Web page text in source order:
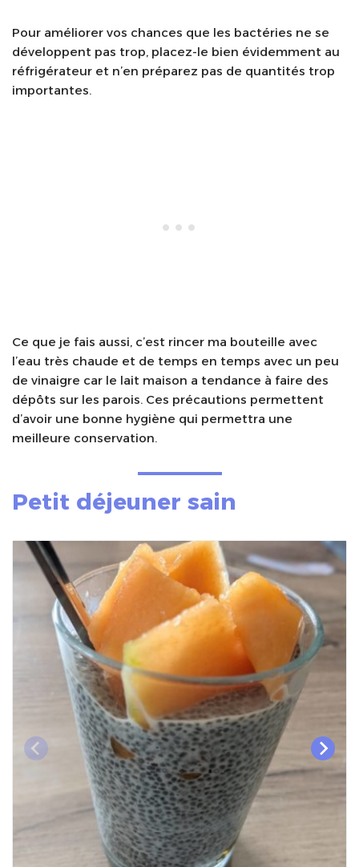
Pour améliorer vos chances que les bactéries ne se
développent pas trop, placez-le bien évidemment au
réfrigérateur et n’en préparez pas de quantités trop
importantes.
Ce que je fais aussi, c’est rincer ma bouteille avec
l’eau très chaude et de temps en temps avec un peu
de vinaigre car le lait maison a tendance à faire des
dépôts sur les parois. Ces précautions permettent
d’avoir une bonne hygiène qui permettra une
meilleure conservation.
Petit déjeuner sain